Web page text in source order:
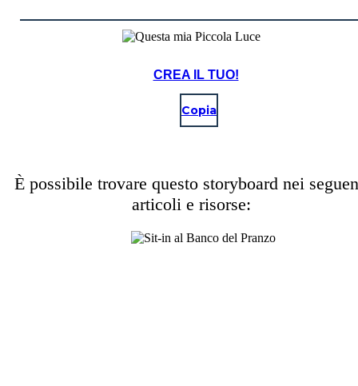
CREA IL TUO!
Copia
È possibile trovare questo storyboard nei
articoli e risorse: